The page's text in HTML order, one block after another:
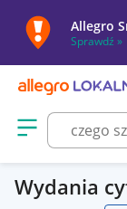
Allegro
Sprawdź »
Otwórz menu z
Wydania